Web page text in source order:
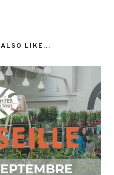
LIKE...